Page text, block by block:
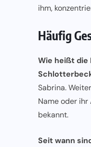
ihm,
Häufig
Wie heißt die
Sabrina.
Name oder
bekannt.
Seit wann